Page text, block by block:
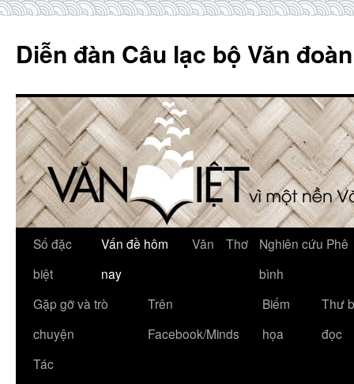
content
Diễn đàn Câu lạc bộ Văn
Số đặc
biệt
Vấn đề hôm
nay
Văn Thơ
Nghiên cứu Phê
bình
Gặp gỡ và trò
chuyện
Trên
Facebook/Minds
Biếm
họa
Thư
đọc
Tác